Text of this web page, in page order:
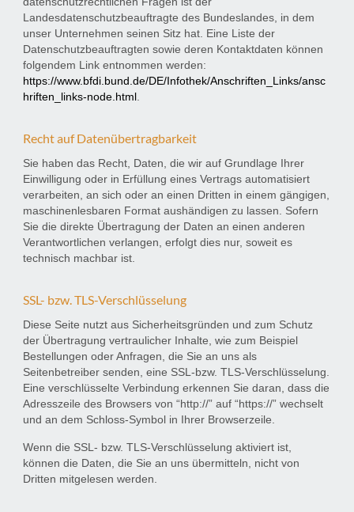
Landesdatenschutzbeauftragte des Bundeslandes, in dem
unser Unternehmen seinen Sitz hat. Eine Liste der
Datenschutzbeauftragten sowie deren Kontaktdaten können
folgendem Link entnommen werden:
https://www.bfdi.bund.de/DE/Infothek/Anschriften_Links/ansc
hriften_links-node.html
Recht auf Datenübertragbarkeit
Sie haben das Recht, Daten, die wir auf Grundlage Ihrer
Einwilligung oder in Erfüllung eines Vertrags automatisiert
verarbeiten, an sich oder an einen Dritten in einem gängigen,
maschinenlesbaren Format aushändigen zu lassen. Sofern
Sie die direkte Übertragung der Daten an einen anderen
Verantwortlichen verlangen, erfolgt dies nur, soweit es
technisch machbar ist.
SSL- bzw. TLS-Verschlüsselung
Diese Seite nutzt aus Sicherheitsgründen und zum Schutz
der Übertragung vertraulicher Inhalte, wie zum Beispiel
Bestellungen oder Anfragen, die Sie an uns als
Seitenbetreiber senden, eine SSL-bzw. TLS-Verschlüsselung.
Eine verschlüsselte Verbindung erkennen Sie daran, dass die
Adresszeile des Browsers von “http://” auf “https://” wechselt
und an dem Schloss-Symbol in Ihrer Browserzeile.
Wenn die SSL- bzw. TLS-Verschlüsselung aktiviert ist,
können die Daten, die Sie an uns übermitteln, nicht von
Dritten mitgelesen werden.